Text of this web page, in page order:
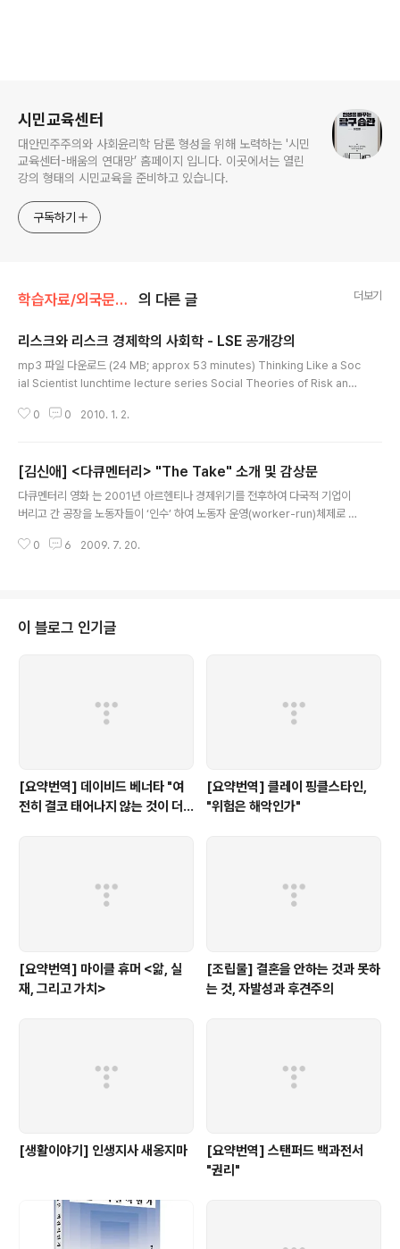
시민교육센터
대안민주주의와 사회윤리학 담론 형성을 위해 노력하는 '시민
교육센터-배움의 연대망’ 홈페이지 입니다. 이곳에서는 열린
강의 형태의 시민교육을 준비하고 있습니다.
구독하기
학습자료/외국문헌소개 의 다른 글 더보기
리스크와 리스크 경제학의 사회학 - LSE 공개강의
mp3 파일 다운로드 (24 MB; approx 53 minutes) Thinking Like a Soc
ial Scientist lunchtime lecture series Social Theories of Risk and
el Dodd In this lunchtime series of lectures, a selection of LSE's a
critical problem..
0 0 2010. 1. 2.
[김신애] <다큐멘터리> "The Take" 소개 및 감상문
다큐멘터리 영화 는 2001년 아르헨티나 경제위기를 전후하여 다국적 기업이
버리고 간 공장을 노동자들이 ‘인수’ 하여 노동자 운영(worker-run)체제로 소
D 출신인 아비 루이스가 감독하고, 의 저자 나오미 클라인이 각본을 썼습니다.
만, ‘그들이 일리는 있다. 적들은 대안을 원한다. 우리도 그렇다.’ 라고 성찰하는
장면이 인상적입니다. 그리고는 제작진들이 라틴 아메리카에서 들리는 ‘소문’
0 6 2009. 7. 20.
이 블로그 인기글
[요약번역] 데이비드 베너타 "여
전히 결코 태어나지 않는 것이 더
[요약번역] 클레이 핑클스타인,
"위험은 해악인가"
[요약번역] 마이클 휴머 <앎, 실
재, 그리고 가치>
[조립물] 결혼을 안하는 것과 못하
는 것, 자발성과 후견주의
[생활이야기] 인생지사 새옹지마
[요약번역] 스탠퍼드 백과전서
"권리"